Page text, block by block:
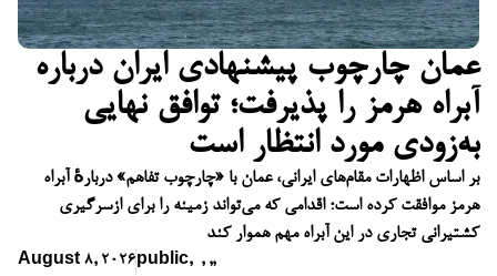
عمان چارچوب پیشنهادی ایران درباره
آبراه هرمز را پذیرفت؛ توافق نهایی
به‌زودی مورد انتظار است
بر اساس اظهارات مقام‌های ایرانی، عمان با «چارچوب تفاهم» دربارهٔ آبراه
هرمز موافقت کرده است؛ اقدامی که می‌تواند زمینه را برای ازسرگیری
کشتیرانی تجاری در این آبراه مهم هموار کند
August 8, 2026 public, ,,,